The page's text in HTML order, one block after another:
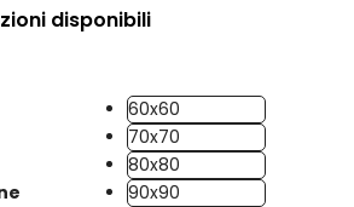
disponibili
60x60
70x70
80x80
90x90